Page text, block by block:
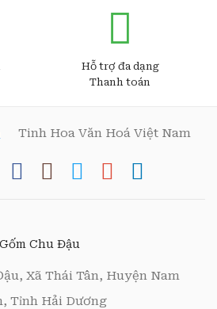
Hỗ trợ đa dạng
Thanh toán
Tinh Hoa Văn Hoá Việt Nam
Gốm Chu Đậu
Xã Thái Tân, Huyện Nam
Tỉnh Hải Dương